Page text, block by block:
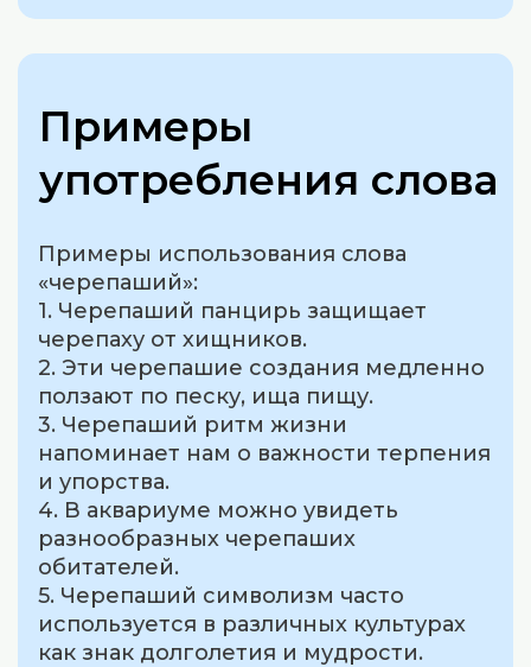
Примеры
употребления слова
Примеры использования слова
«черепаший»:
1. Черепаший панцирь защищает
черепаху от хищников.
2. Эти черепашие создания медленно
ползают по песку, ища пищу.
3. Черепаший ритм жизни
напоминает нам о важности терпения
и упорства.
4. В аквариуме можно увидеть
разнообразных черепаших
обитателей.
5. Черепаший символизм часто
используется в различных культурах
как знак долголетия и мудрости.